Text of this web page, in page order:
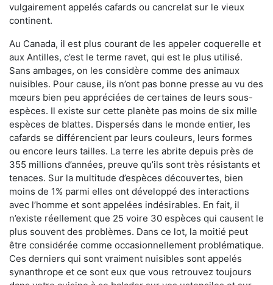
vulgairement appelés cafards ou cancrelat sur le vieux
continent.
Au Canada, il est plus courant de les appeler coquerelle et
aux Antilles, c’est le terme ravet, qui est le plus utilisé.
Sans ambages, on les considère comme des animaux
nuisibles. Pour cause, ils n’ont pas bonne presse au vu des
mœurs bien peu appréciées de certaines de leurs sous-
espèces. Il existe sur cette planète pas moins de six mille
espèces de blattes. Dispersés dans le monde entier, les
cafards se différencient par leurs couleurs, leurs formes
ou encore leurs tailles. La terre les abrite depuis près de
355 millions d’années, preuve qu’ils sont très résistants et
tenaces. Sur la multitude d’espèces découvertes, bien
moins de 1% parmi elles ont développé des interactions
avec l’homme et sont appelées indésirables. En fait, il
n’existe réellement que 25 voire 30 espèces qui causent le
plus souvent des problèmes. Dans ce lot, la moitié peut
être considérée comme occasionnellement problématique.
Ces derniers qui sont vraiment nuisibles sont appelés
synanthrope et ce sont eux que vous retrouvez toujours